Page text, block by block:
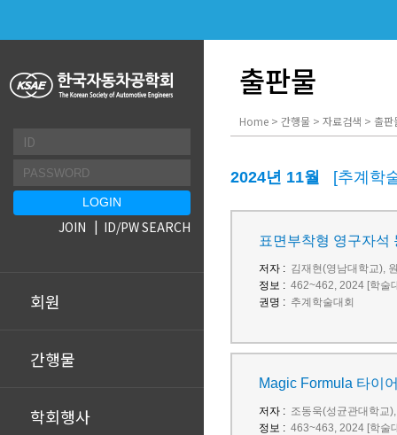
회원
간행물
학회행사
JOIN ID/PW SEARCH
출판물
Home > 간행물 > 자료검색 > 출판
2024년 11월 [추계학
표면부착형 영구자석
저자 : 김재현(영남대학교),
정보 : 462~462, 2024 [학술
권명 : 추계학술대회
Magic Formula 타이
저자 : 조동욱(성균관대학교
정보 : 463~463, 2024 [학술